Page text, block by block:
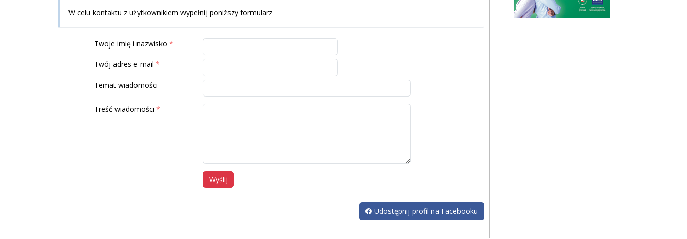
W celu kontaktu z użytkownikiem wypełnij poniższy formularz
Twoje imię i nazwisko
Twój adres e-mail
Temat wiadomości
Treść wiadomości
Wyślij
Udostępnij profil na Facebooku